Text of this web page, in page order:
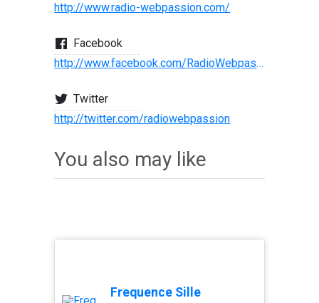
http://www.radio-webpassion.com/
Facebook
http://www.facebook.com/RadioWebpassion
Twitter
http://twitter.com/radiowebpassion
You also may like
Frequence Sille